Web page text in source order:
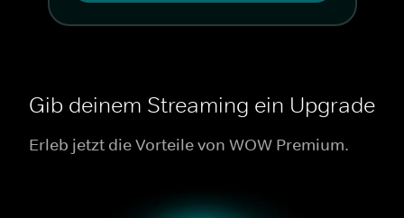
Gib deinem Streaming ein Upgrade
Erleb jetzt die Vorteile von WOW Premium.